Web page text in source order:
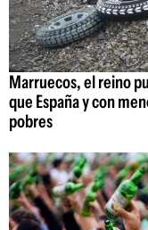
Marruecos, el reino
que España y con
pobres